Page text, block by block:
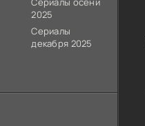
2025
Сериалы
декабря 2025